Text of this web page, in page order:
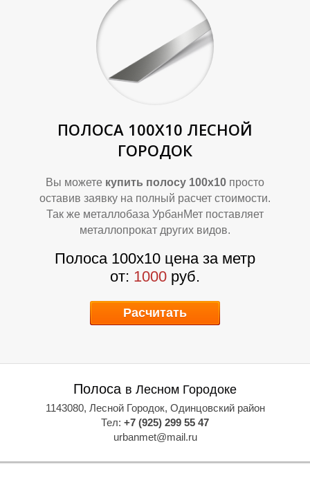
А
Д
ПОЛОСА 100Х10 ЛЕСНОЙ
ГОРОДОК
Вы можете купить полосу 100х10 просто
оставив заявку на полный расчет стоимости.
Так же металлобаза УрбанМет поставляет
металлопрокат других видов.
Полоса 100х10 цена за метр
от: 1000 руб.
Расчитать
Полоса в Лесном Городоке
1143080, Лесной Городок, Одинцовский район
Тел: +7 (925) 299 55 47
urbanmet@mail.ru
А
Д